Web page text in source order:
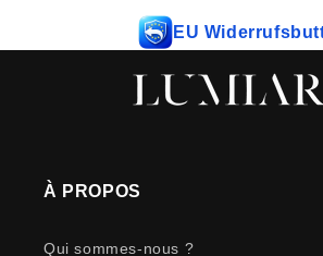
EU
À PROPOS
Qui sommes-nous ?